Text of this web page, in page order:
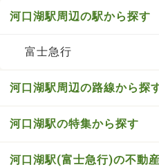
河口湖駅周辺の駅から探す
富士急行
河口湖駅周辺の路線から探
河口湖駅の特集から探す
河口湖駅(富士急行)の不動